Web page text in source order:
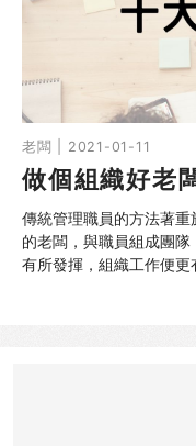
同行社區伙伴
搜尋自助組織
SHO專題
關於我們
媒體報導
老闆 | 2021-01-11
做個組織好老
傳統管理職員的方法著
的老闆，與職員組成團
有所發揮，組織工作便更